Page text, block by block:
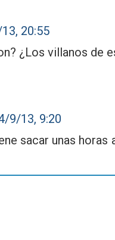
20:55
¿Los villanos de
9/13, 9:20
sacar unas